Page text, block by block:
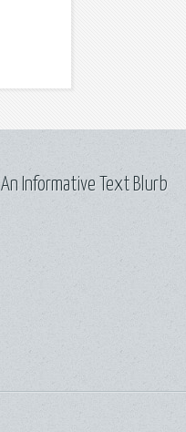
An Informative Text Blurb